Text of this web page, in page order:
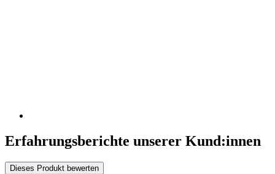
Erfahrungsberichte unserer Kund:innen
Dieses Produkt bewerten